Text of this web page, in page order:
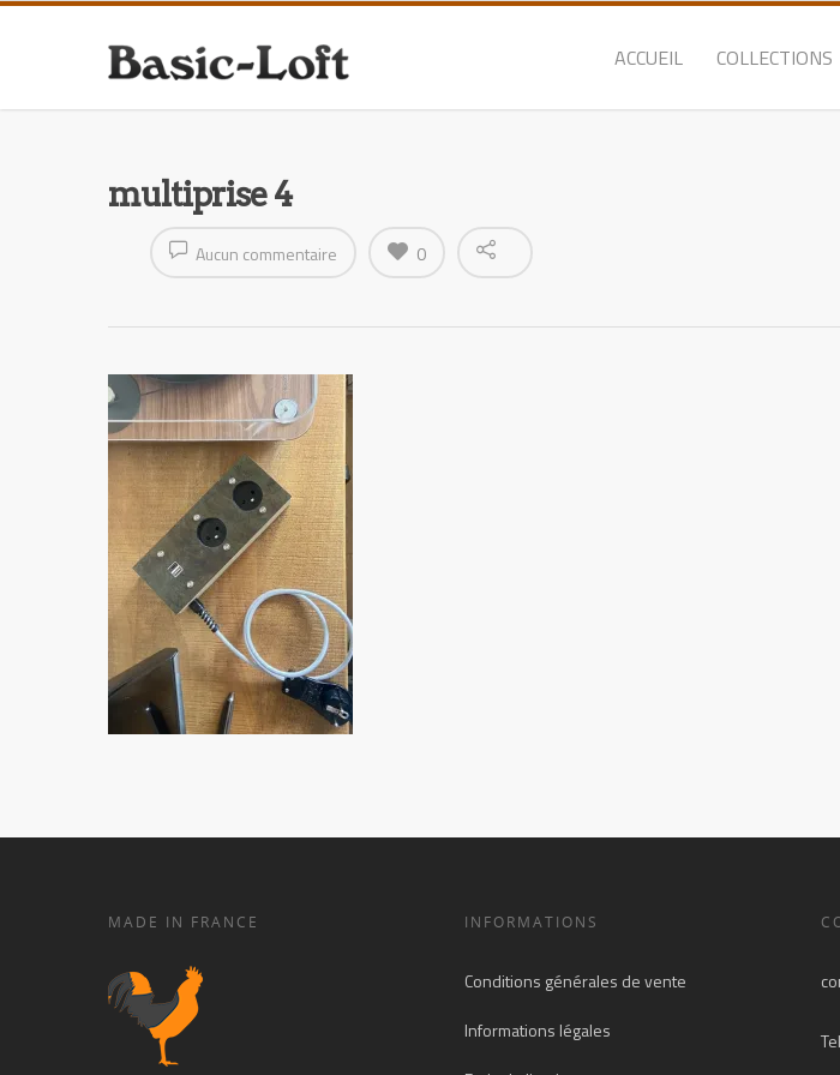
ACCUEIL COLLECTIONS
multiprise 4
Aucun commentaire 0
MADE IN FRANCE INFORMATIONS
Conditions générales de vente
Informations légales